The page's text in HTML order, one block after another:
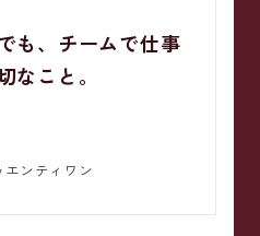
も、チームで仕事
なこと。
ンティワン